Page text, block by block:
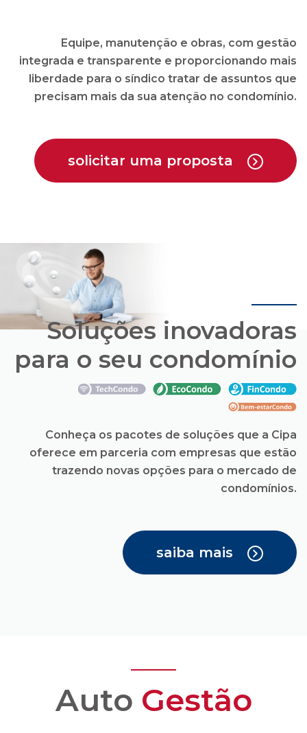
solicitar uma proposta
para o seu condomínio
Conheça os pacotes de soluções que a Cipa
oferece em parceria com empresas que estão
trazendo novas opções para o mercado de
condomínios.
saiba mais
administração
condominial com
transparência e